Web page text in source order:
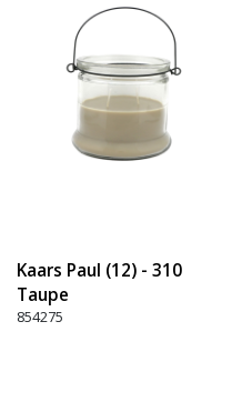
Kaars Paul (12) - 310
Taupe
854275